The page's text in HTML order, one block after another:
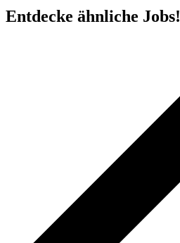
Entdecke ähnliche Jobs!